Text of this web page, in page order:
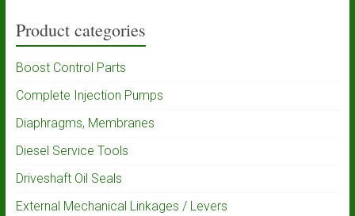
Product categories
Boost Control Parts
Complete Injection Pumps
Diaphragms, Membranes
Diesel Service Tools
Driveshaft Oil Seals
External Mechanical Linkages / Levers